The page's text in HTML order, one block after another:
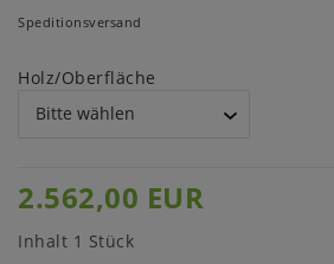
Speditionsversand
Holz/Oberfläche
2.562,00 EUR
Inhalt 1 Stück